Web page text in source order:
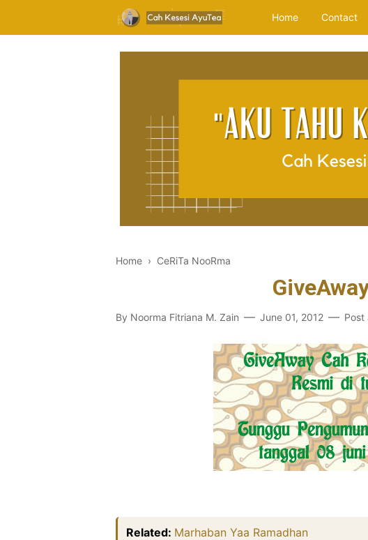
Home Contact
Home › CeRiTa NooRma
By Noorma Fitriana M. Zain June 01, 2012 Post
Related: Marhaban Yaa Ramadhan